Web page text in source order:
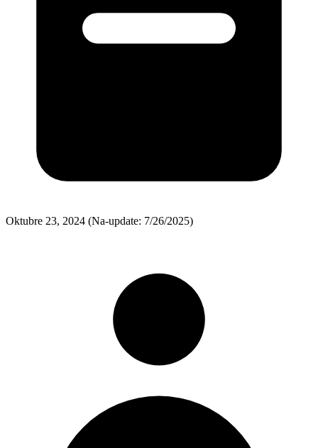
Oktubre 23, 2024 (Na-update: 7/26/2025)